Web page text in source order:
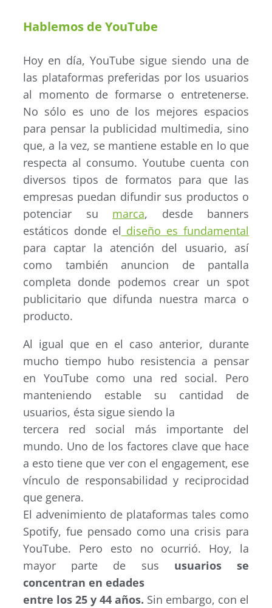
Hablemos de YouTube
Hoy en día, YouTube sigue siendo una de
las plataformas preferidas por los usuarios
al momento de formarse o entretenerse.
No sólo es uno de los mejores espacios
para pensar la publicidad multimedia, sino
que, a la vez, se mantiene estable en lo que
respecta al consumo. Youtube cuenta con
diversos tipos de formatos para que las
empresas puedan difundir sus productos o
potenciar su marca, desde banners
estáticos donde el diseño es fundamental
para captar la atención del usuario, así
como también anuncion de pantalla
completa donde podemos crear un spot
publicitario que difunda nuestra marca o
producto.
Al igual que en el caso anterior, durante
mucho tiempo hubo resistencia a pensar
en YouTube como una red social. Pero
manteniendo estable su cantidad de
usuarios, ésta sigue siendo la
tercera red social más importante del
mundo. Uno de los factores clave que hace
a esto tiene que ver con el engagement, ese
vínculo de responsabilidad y reciprocidad
que genera.
El advenimiento de plataformas tales como
Spotify, fue pensado como una crisis para
YouTube. Pero esto no ocurrió. Hoy, la
mayor parte de sus usuarios se
concentran en edades
entre los 25 y 44 años. Sin embargo, con el